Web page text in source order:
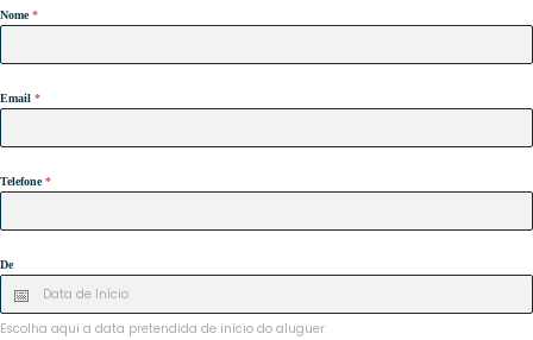
Nome*
Email *
Telefone*
De
Escolha aqui a data pretendida de início do aluguer